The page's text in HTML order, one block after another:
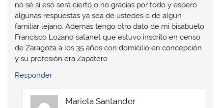
no sé si eso será cierto o no gracias por todo y espero
algunas respuestas ya sea de ustedes o de algún
familiar lejano. Además tengo otro dato de mi bisabuelo
Francisco Lozano satanet que estuvo inscrito en censo
de Zaragoza a los 35 años con domicilio en concepción
y su profesión era Zapatero
Responder
Mariela Santander